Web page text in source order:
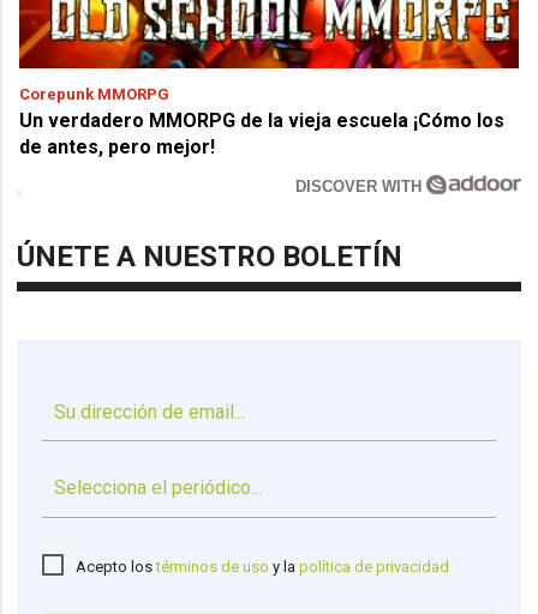
Corepunk MMORPG
Un verdadero MMORPG de la vieja escuela ¡Cómo los
de antes, pero mejor!
DISCOVER WITH
ÚNETE A NUESTRO BOLETÍN
Acepto lostérminos de uso y lapolítica de privacidad